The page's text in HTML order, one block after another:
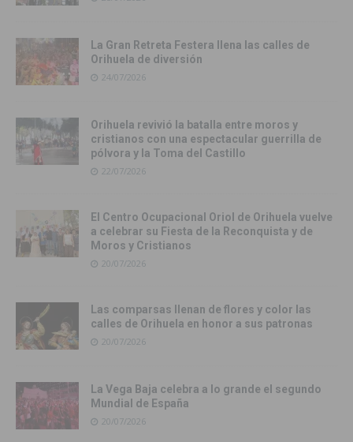
La Gran Retreta Festera llena las calles de
Orihuela de diversión
24/07/2026
Orihuela revivió la batalla entre moros y
cristianos con una espectacular guerrilla de
pólvora y la Toma del Castillo
22/07/2026
El Centro Ocupacional Oriol de Orihuela vuelve
a celebrar su Fiesta de la Reconquista y de
Moros y Cristianos
20/07/2026
Las comparsas llenan de flores y color las
calles de Orihuela en honor a sus patronas
20/07/2026
La Vega Baja celebra a lo grande el segundo
Mundial de España
20/07/2026